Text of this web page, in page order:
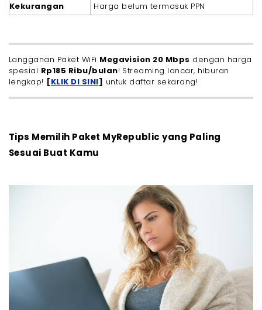
Kekurangan
Harga belum termasuk PPN
Langganan Paket WiFi Megavision 20 Mbps dengan harga
spesial Rp185 Ribu/bulan! Streaming lancar, hiburan
lengkap! [KLIK DI SINI] untuk daftar sekarang!
Tips Memilih Paket MyRepublic yang Paling
Sesuai Buat Kamu